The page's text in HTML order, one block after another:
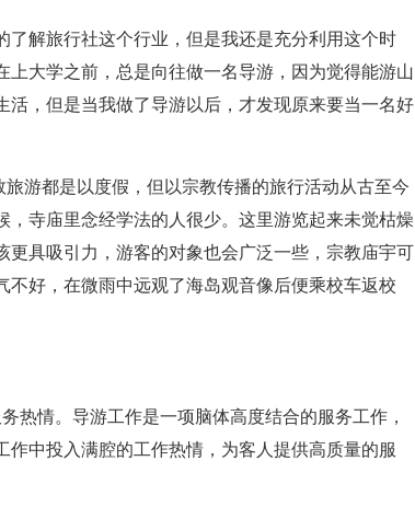
了解旅行社这个行业，但是我还是充分利用这个时
大学之前，总是向往做一名导游，因为觉得能游山
，但是当我做了导游以后，才发现原来要当一名好
旅游都是以度假，但以宗教传播的旅行活动从古至今
寺庙里念经学法的人很少。这里游览起来未觉枯燥
具吸引力，游客的对象也会广泛一些，宗教庙宇可
好，在微雨中远观了海岛观音像后便乘校车返校
热情。导游工作是一项脑体高度结合的服务工作，
中投入满腔的工作热情，为客人提供高质量的服